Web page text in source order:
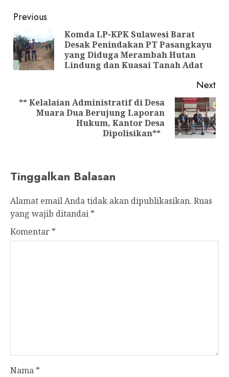
Post
navigation
Previous
Komda LP-KPK Sulawesi Barat
Desak Penindakan PT Pasangkayu
yang Diduga Merambah Hutan
Lindung dan Kuasai Tanah Adat
Next
** Kelalaian Administratif di Desa
Muara Dua Berujung Laporan
Hukum, Kantor Desa
Dipolisikan**
Tinggalkan Balasan
Alamat email Anda tidak akan dipublikasikan. Ruas
yang wajib ditandai *
Komentar *
Nama *